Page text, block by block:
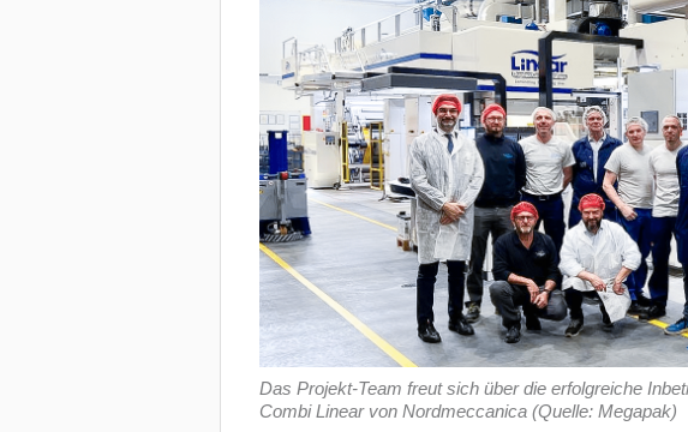
Das Projekt-Team freut sich über die erfolgreiche
Combi Linear von Nordmeccanica (Quelle: Megapak)